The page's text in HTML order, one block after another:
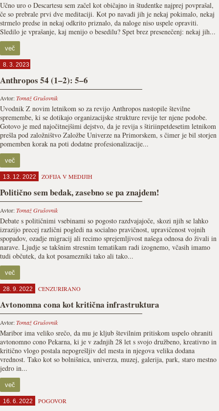
Učno uro o Descartesu sem začel kot običajno in študentke najprej povprašal,
če so prebrale prvi dve meditaciji. Kot po navadi jih je nekaj pokimalo, nekaj
strmelo predse in nekaj odkrito priznalo, da naloge niso uspele opraviti.
Sledilo je vprašanje, kaj menijo o besedilu? Spet brez presenečenj: nekaj jih...
več
8. 3. 2023
Anthropos 54 (1–2): 5–6
Avtor:Tomaž Grušovnik
Uvodnik Z novim letnikom so za revijo Anthropos nastopile številne
spremembe, ki se dotikajo organizacijske strukture revije ter njene podobe.
Gotovo je med najočitnejšimi dejstvo, da je revija s štiriinpetdesetim letnikom
prešla pod založništvo Založbe Univerze na Primorskem, s čimer je bil storjen
pomemben korak na poti dodatne profesionalizacije...
več
13. 12. 2022 ZOFIJA V MEDIJIH
Politično sem bedak, zasebno se pa znajdem!
Avtor:Tomaž Grušovnik
Debate s političnimi vsebinami so pogosto razdvajajoče, skozi njih se lahko
izrazijo precej različni pogledi na socialno pravičnost, upravičenost vojnih
spopadov, ozadje migracij ali recimo sprejemljivost našega odnosa do živali in
narave. Ljudje se takšnim stresnim tematikam radi izognemo, včasih imamo
tudi občutek, da kot posamezniki tako ali tako...
več
28. 9. 2022 CENZURIRANO
Avtonomna cona kot kritična infrastruktura
Avtor:Tomaž Grušovnik
Maribor ima veliko srečo, da mu je kljub številnim pritiskom uspelo ohraniti
avtonomno cono Pekarna, ki je v zadnjih 28 let s svojo družbeno, kreativno in
kritično vlogo postala nepogrešljiv del mesta in njegova velika dodana
vrednost. Tako kot so bolnišnica, univerza, muzej, galerija, park, staro mestno
jedro in...
več
16. 6. 2022 POGOVOR